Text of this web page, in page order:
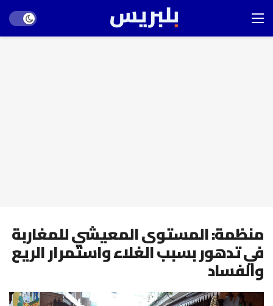
mode
منظمة: المستوى المعيشي للمغاربة
في تدهور بسبب الغلاء واستمرار الريع
والفساد